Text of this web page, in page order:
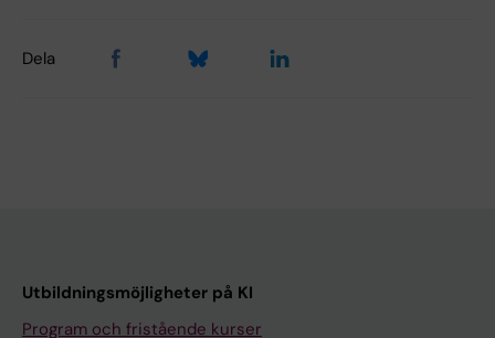
Dela
Utbildningsmöjligheter på KI
Program och fristående kurser